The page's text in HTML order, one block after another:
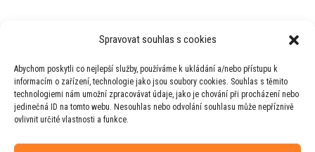
Spravovat souhlas s cookies
Abychom poskytli co nejlepší služby, používáme k ukládání a/nebo přístupu k
informacím o zařízení, technologie jako jsou soubory cookies. Souhlas s těmito
technologiemi nám umožní zpracovávat údaje, jako je chování při procházení nebo
jedinečná ID na tomto webu. Nesouhlas nebo odvolání souhlasu může nepříznivě
ovlivnit určité vlastnosti a funkce.
Horeckého
Web vytvořila firmaRUDIve spolupráci s
agenturou